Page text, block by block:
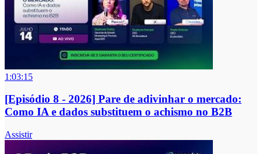
1:03:15
[Episódio 8 - 2026] Pare de adivinhar o mercado:
Como IA e dados substituem o achismo no B2B
Assistir